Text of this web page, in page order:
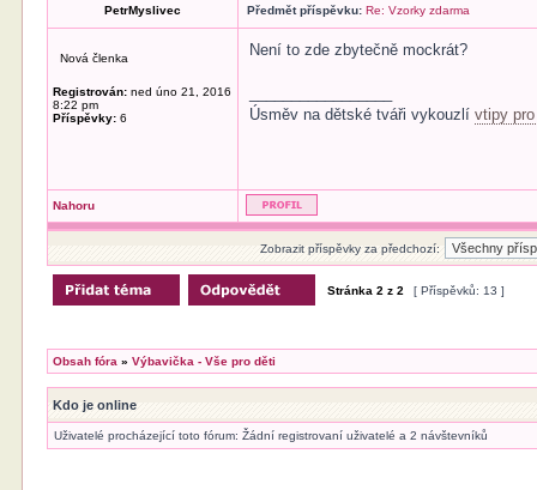
PetrMyslivec Předmět příspěvku: Re: Vzorky zdarma
Nová členka
Registrován: ned úno 21, 2016
8:22 pm
Příspěvky: 6
Není to zde zbytečně mockrát?
Úsměv na dětské tváři vykouzlívtipy
Nahoru
Zobrazit příspěvky za předchozí:
Stránka2 z2 [ Příspěvků: 13 ]
Obsah fóra »Výbavička - Vše pro děti
Kdo je online
Uživatelé procházející toto fórum: Žádní registrovaní uživatelé a 2 návštevníků